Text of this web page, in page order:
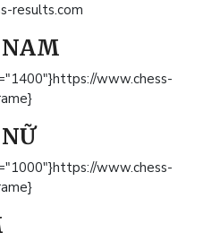
results.com
NAM
www.chess-
www.chess-